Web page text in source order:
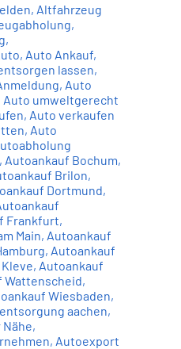
, Altfahrzeug
,
,
, Auto Ankauf,
lassen,
, Auto
Auto umweltgerecht
, Auto verkaufen
, Auto
Autoankauf Bochum,
Brilon,
Dortmund,
Frankfurt,
Main, Autoankauf
, Autoankauf
, Autoankauf
Wattenscheid,
Wiesbaden,
aachen,
,
, Autoexport